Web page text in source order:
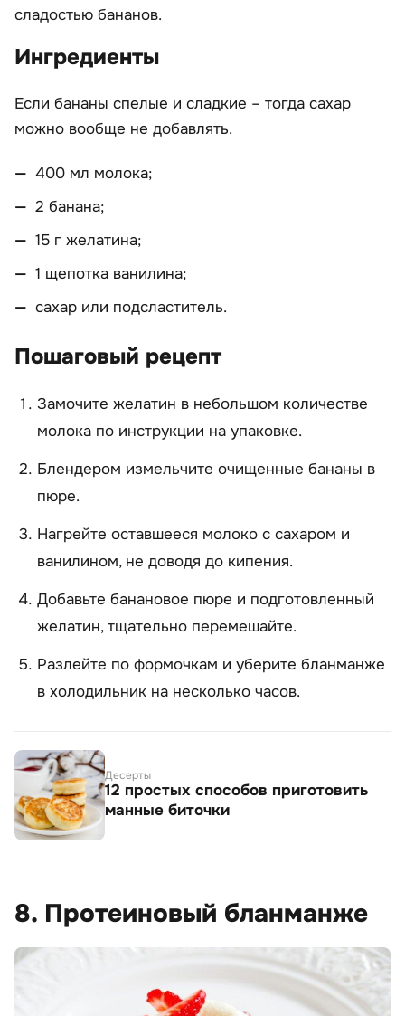
сладостью бананов.
Ингредиенты
Если бананы спелые и сладкие – тогда сахар
можно вообще не добавлять.
400 мл молока;
2 банана;
15 г желатина;
1 щепотка ванилина;
сахар или подсластитель.
Пошаговый рецепт
Замочите желатин в небольшом количестве
молока по инструкции на упаковке.
Блендером измельчите очищенные бананы в
пюре.
Нагрейте оставшееся молоко с сахаром и
ванилином, не доводя до кипения.
Добавьте банановое пюре и подготовленный
желатин, тщательно перемешайте.
Разлейте по формочкам и уберите бланманже
в холодильник на несколько часов.
Десерты
12 простых способов приготовить
манные биточки
8. Протеиновый бланманже